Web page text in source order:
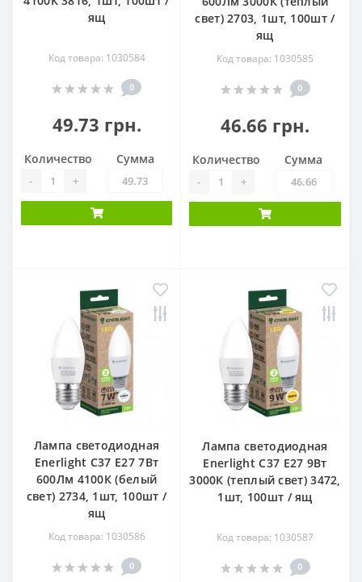
ящ
Код товара: 1030584
0
49.73 грн.
Количество
- +
Сумма
свет) 2703, 1шт, 100шт /
ящ
Код товара: 1030585
0
46.66 грн.
Количество
- +
Сумма
Лампа светодиодная
Enerlight С37 Е27 7Вт
600Лм 4100К (белый
свет) 2734, 1шт, 100шт /
ящ
Код товара: 1030586
0
Лампа светодиодная
Enerlight С37 Е27 9Вт
3000К (теплый свет) 3472,
1шт, 100шт / ящ
Код товара: 1030587
0